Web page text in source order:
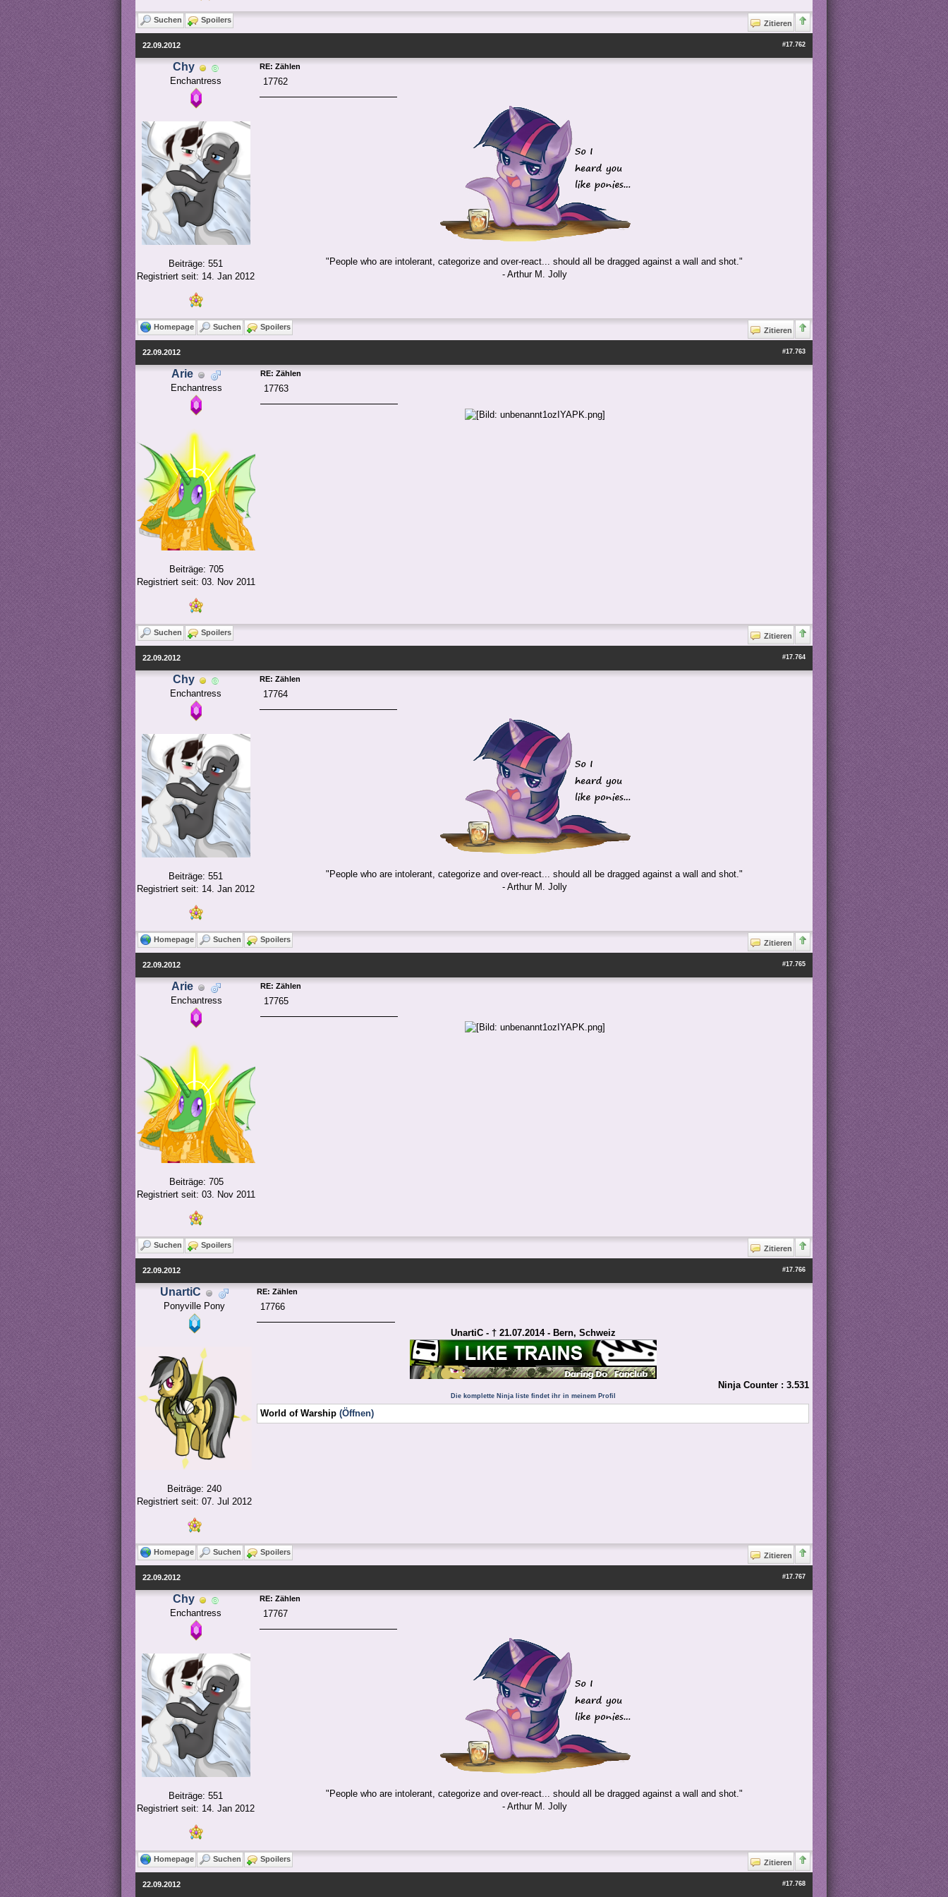
Suchen Spoilers Zitieren
#17.762
22.09.2012
Chy
Enchantress
Beiträge: 551
Registriert seit: 14. Jan 2012
RE: Zählen
17762
"People who are intolerant, categorize and over-react... should all be dragged against a wall and shot."
- Arthur M. Jolly
Homepage Suchen Spoilers Zitieren
#17.763
22.09.2012
Arie
Enchantress
Beiträge: 705
Registriert seit: 03. Nov 2011
RE: Zählen
17763
Suchen Spoilers Zitieren
#17.764
22.09.2012
Chy
Enchantress
Beiträge: 551
Registriert seit: 14. Jan 2012
RE: Zählen
17764
"People who are intolerant, categorize and over-react... should all be dragged against a wall and shot."
- Arthur M. Jolly
Homepage Suchen Spoilers Zitieren
#17.765
22.09.2012
Arie
Enchantress
Beiträge: 705
Registriert seit: 03. Nov 2011
RE: Zählen
17765
Suchen Spoilers Zitieren
#17.766
22.09.2012
UnartiC
Ponyville Pony
Beiträge: 240
Registriert seit: 07. Jul 2012
RE: Zählen
17766
UnartiC - † 21.07.2014 - Bern, Schweiz
Ninja Counter : 3.531
Die komplette Ninja liste findet ihr in meinem Profil
World of Warship (Öffnen)
Homepage Suchen Spoilers Zitieren
#17.767
22.09.2012
Chy
Enchantress
Beiträge: 551
Registriert seit: 14. Jan 2012
RE: Zählen
17767
"People who are intolerant, categorize and over-react... should all be dragged against a wall and shot."
- Arthur M. Jolly
Homepage Suchen Spoilers Zitieren
#17.768
22.09.2012